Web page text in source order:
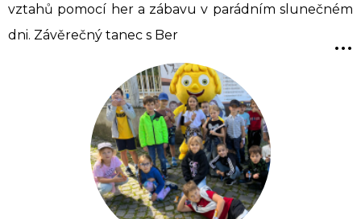
vztahů pomocí her a zábavu v parádním slunečném
dni. Závěrečný tanec s Ber
...